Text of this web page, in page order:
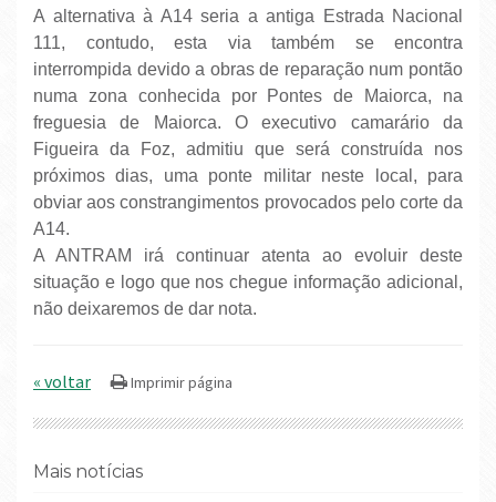
A alternativa à A14 seria a antiga Estrada Nacional
111, contudo, esta via também se encontra
interrompida devido a obras de reparação num pontão
numa zona conhecida por Pontes de Maiorca, na
freguesia de Maiorca. O executivo camarário da
Figueira da Foz, admitiu que será construída nos
próximos dias, uma ponte militar neste local, para
obviar aos constrangimentos provocados pelo corte da
A14.
A ANTRAM irá continuar atenta ao evoluir deste
situação e logo que nos chegue informação adicional,
não deixaremos de dar nota.
« voltar
Mais notícias